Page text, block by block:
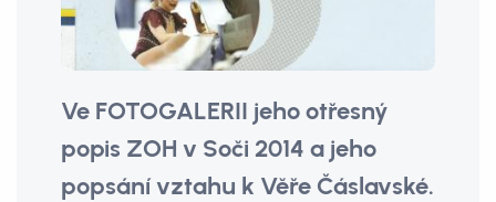
Ve FOTOGALERII jeho otřesný
popis ZOH v Soči 2014 a jeho
popsání vztahu k Věře Čáslavské.